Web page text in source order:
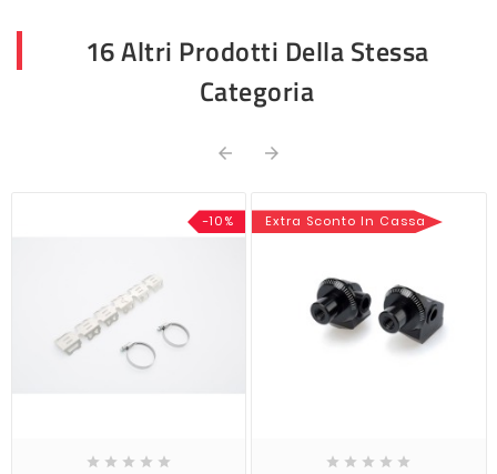
16 Altri Prodotti Della Stessa
Categoria
 
-10%
    
Extra Sconto In Cassa
    